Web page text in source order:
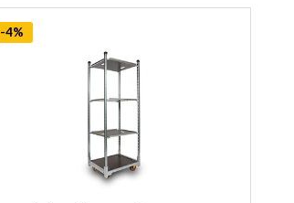
-4%